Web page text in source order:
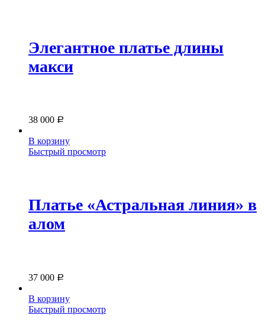
Элегантное платье длины
макси
38 000 Р
В корзину
Быстрый просмотр
Платье «Астральная линия» в
алом
37 000 Р
В корзину
Быстрый просмотр